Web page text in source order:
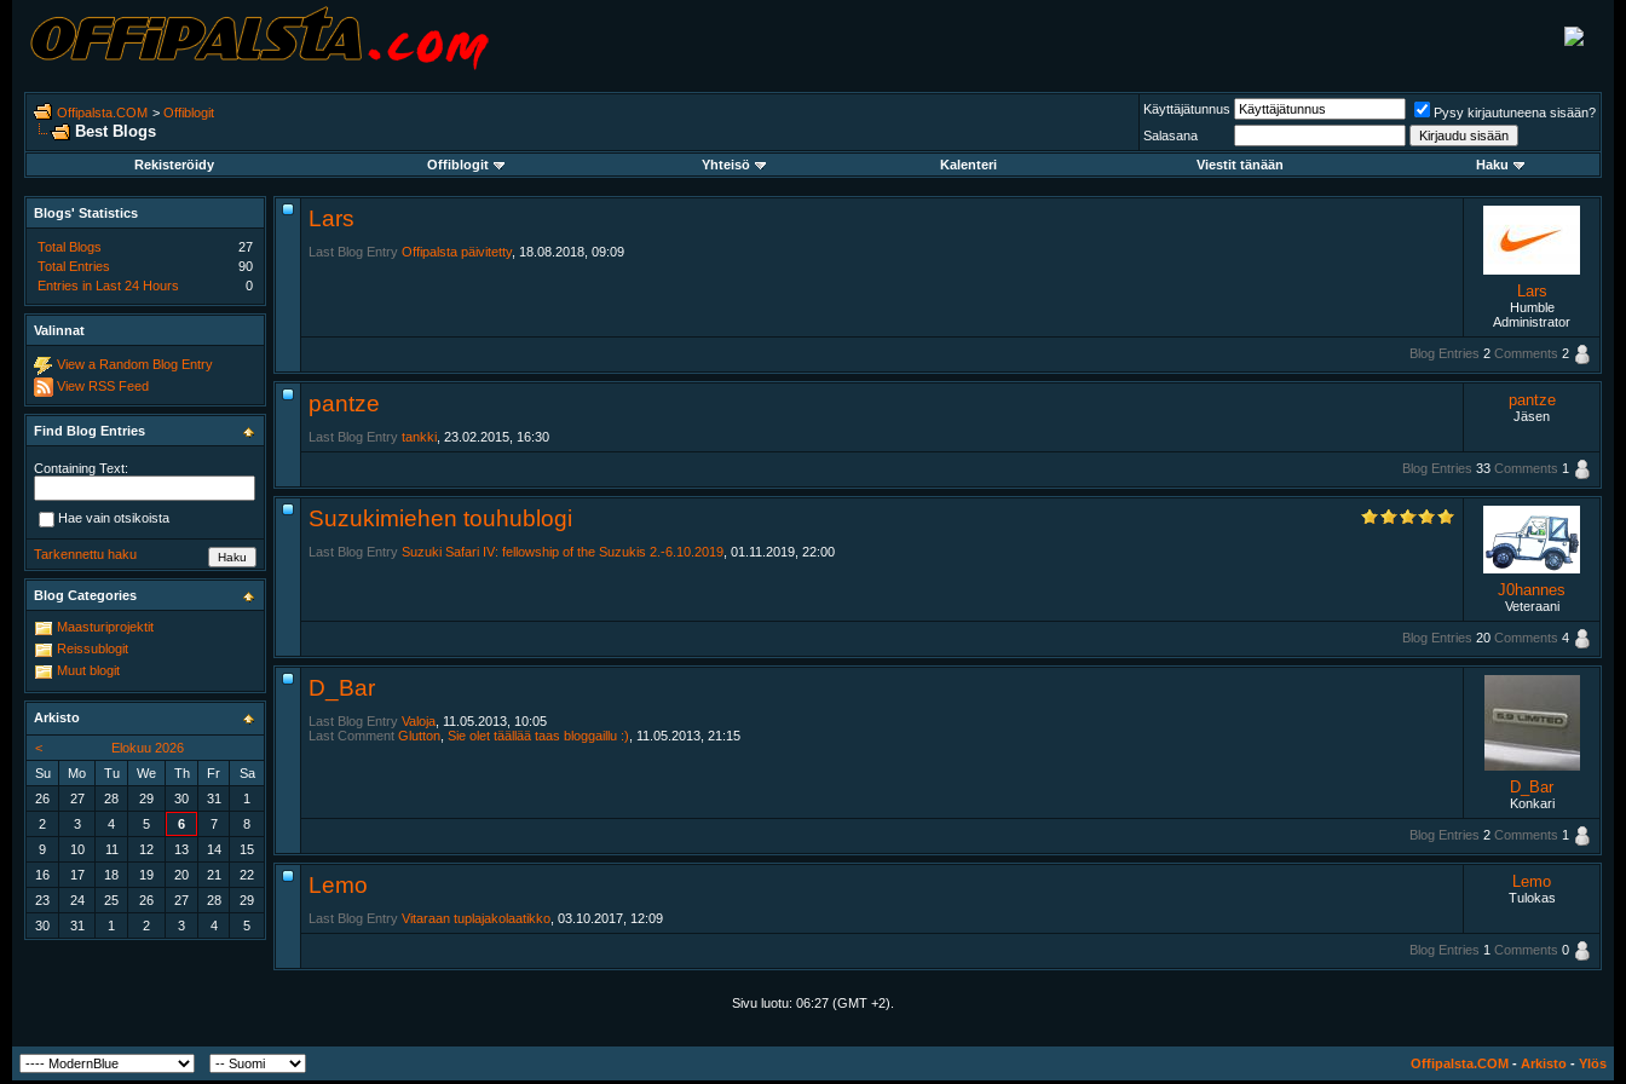
Offipalsta.COM > Offiblogit
Best Blogs
Käyttäjätunnus
Pysy kirjautuneena sisään?
Salasana
Rekisteröidy
Offiblogit Yhteisö Kalenteri Viestit tänään Haku
Lars
Last Blog Entry Offipalsta päivitetty, 18.08.2018, 09:09
Lars
Humble
Administrator
Blog Entries 2 Comments 2
pantze
Last Blog Entry tankki , 23.02.2015, 16:30
pantze
Jäsen
Blog Entries 33 Comments 1
Suzukimiehen touhublogi
Last Blog Entry Suzuki Safari IV: fellowship of the Suzukis 2.-6.10.2019 , 01.11.2019, 22:00
J0hannes
Veteraani
Blog Entries 20 Comments 4
D_Bar
Last Blog Entry Valoja , 11.05.2013, 10:05
Last Comment Glutton Sie olet täällää taas bloggaillu :) , 11.05.2013, 21:15
D_Bar
Konkari
Blog Entries 2 Comments 1
Lemo
Last Blog Entry Vitaraan tuplajakolaatikko , 03.10.2017, 12:09
Lemo
Tulokas
Blog Entries 1 Comments 0
Blogs' Statistics
Total Blogs
27
Total Entries
90
Entries in Last 24 Hours
0
Valinnat
View a Random Blog Entry
View RSS Feed
Find Blog Entries
Containing Text:
Hae vain otsikoista
Tarkennettu haku
Blog Categories
Maasturiprojektit
Reissublogit
Muut blogit
Arkisto
<
Elokuu 2026
Su
Mo Tu We Th Fr
Sa
26
27 28 29 30 31
1
2
3 4 5 6 7
8
9
10 11 12 13 14
15
16
17 18 19 20 21
22
23
24 25 26 27 28
29
30
31 1 2 3 4 5
Sivu luotu: 06:27 (GMT +2).
Offipalsta.COM - Arkisto - Ylös